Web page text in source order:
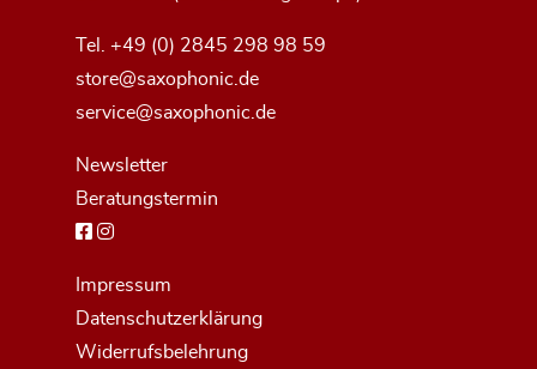
Tel. +49 (0) 2845 298 98 59
store@saxophonic.de
service@saxophonic.de
Newsletter
Beratungstermin
Impressum
Datenschutzerklärung
Widerrufsbelehrung